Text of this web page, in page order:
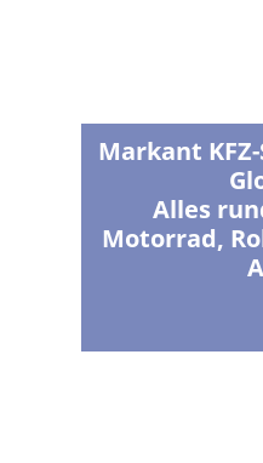
Markant
Alles
Motorrad,